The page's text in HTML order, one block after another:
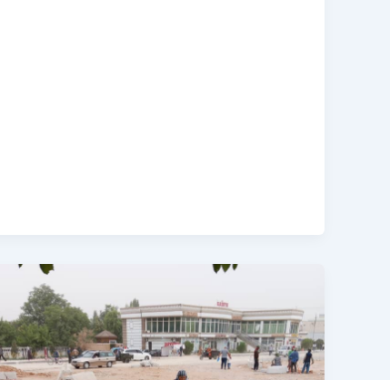
Шанбегии
дастаҷамъона
дар
«Осорхона-
мамнӯъгоҳи